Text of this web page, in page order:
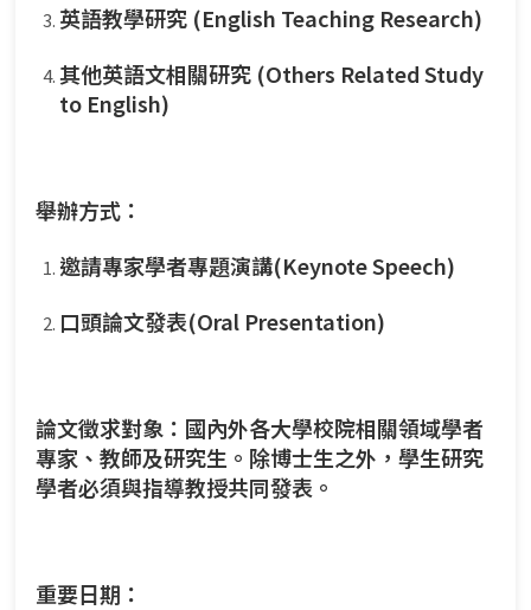
英語教學研究 (English Teaching Research)
其他英語文相關研究 (Others Related Study
to English)
舉辦方式：
邀請專家學者專題演講(Keynote Speech)
口頭論文發表(Oral Presentation)
論文徵求對象：國內外各大學校院相關領域學者
專家、教師及研究生。除博士生之外，學生研究
學者必須與指導教授共同發表。
重要日期：